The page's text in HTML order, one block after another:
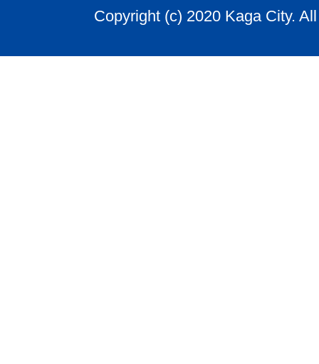
Copyright (c) 2020 Kaga City.